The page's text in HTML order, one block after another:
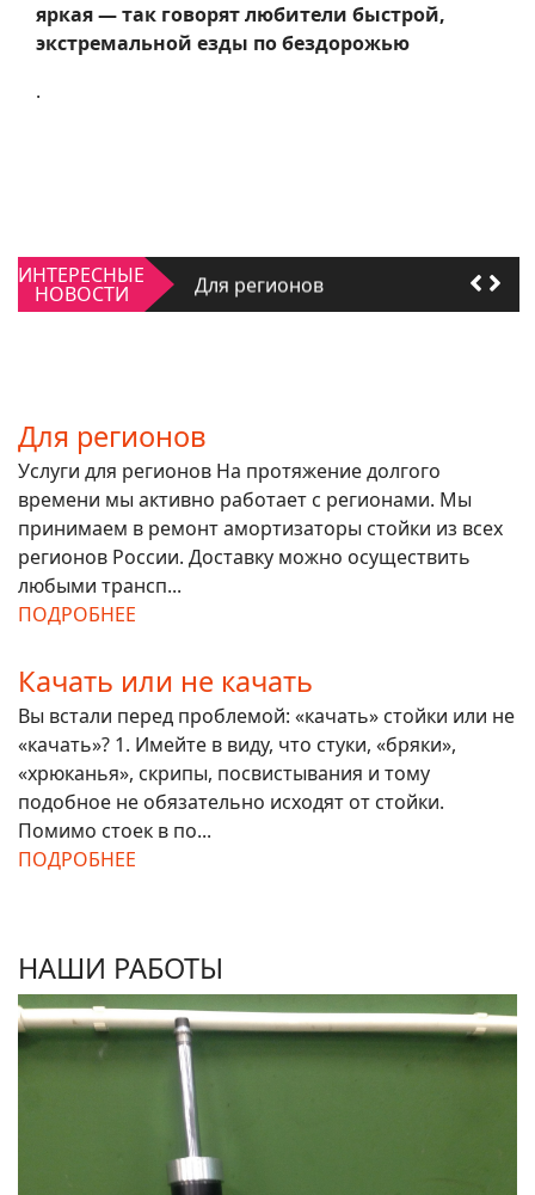
яркая — так говорят любители быстрой,
экстремальной езды по бездорожью
.
ИНТЕРЕСНЫЕ
НОВОСТИ Для регионов
Для регионов
Услуги для регионов На протяжение долгого
времени мы активно работает с регионами. Мы
принимаем в ремонт амортизаторы стойки из всех
регионов России. Доставку можно осуществить
любыми трансп...
ПОДРОБНЕЕ
Качать или не качать
Вы встали перед проблемой: «качать» стойки или не
«качать»? 1. Имейте в виду, что стуки, «бряки»,
«хрюканья», скрипы, посвистывания и тому
подобное не обязательно исходят от стойки.
Помимо стоек в по...
ПОДРОБНЕЕ
НАШИ РАБОТЫ